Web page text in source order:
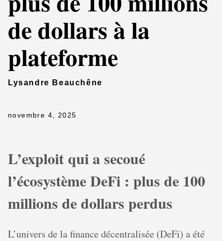
de dollars à la
plateforme
Lysandre Beauchêne
novembre 4, 2025
L’exploit qui a secoué
l’écosystème DeFi : plus de 100
millions de dollars perdus
L’univers de la finance décentralisée (DeFi) a été